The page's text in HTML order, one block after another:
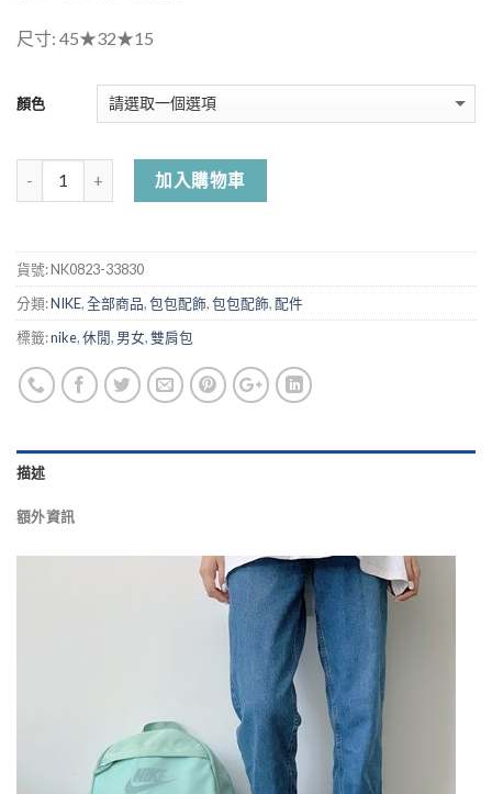
尺寸: 45★32★15
顏色
加入購物車
貨號:NK0823-33830
分類:NIKE,全部商品,包包配飾,包包配飾,配件
標籤:nike,休閒, 男女,雙肩包
描述
額外資訊